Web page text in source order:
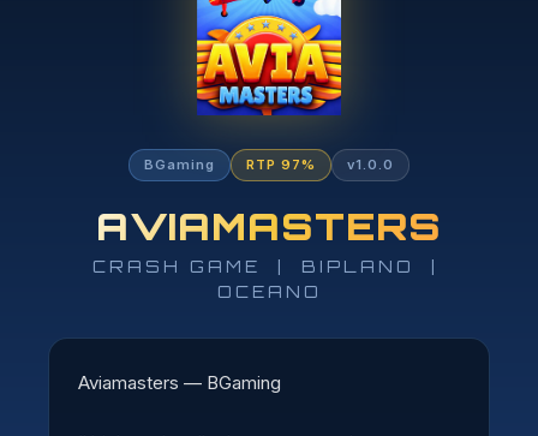
BGaming RTP 97% v1.0.0
AVIAMASTERS
CRASH GAME | BIPLANO |
OCEANO
Aviamasters — BGaming